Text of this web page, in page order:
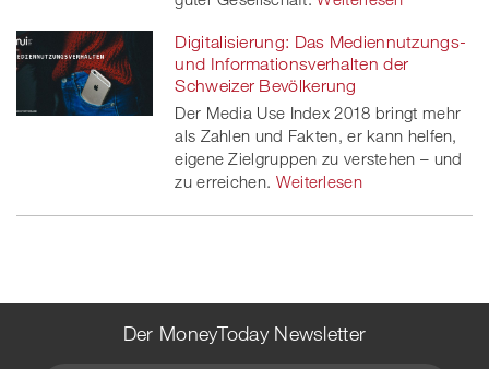
Digitalisierung: Das Mediennutzungs-
und Informationsverhalten der
Schweizer Bevölkerung
Der Media Use Index 2018 bringt mehr
als Zahlen und Fakten, er kann helfen,
eigene Zielgruppen zu verstehen – und
zu erreichen. Weiterlesen
Der MoneyToday Newsletter